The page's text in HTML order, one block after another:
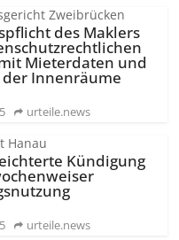
Zweibrücken
des Maklers
Mieterdaten und
der Innenräume
urteile.news
Hanau
Kündigung
urteile.news